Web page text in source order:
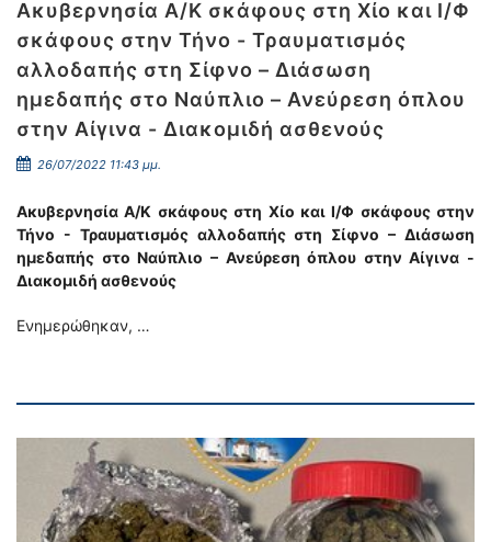
Ακυβερνησία Α/Κ σκάφους στη Χίο και Ι/Φ
σκάφους στην Τήνο - Τραυματισμός
αλλοδαπής στη Σίφνο – Διάσωση
ημεδαπής στο Ναύπλιο – Ανεύρεση όπλου
στην Αίγινα - Διακομιδή ασθενούς
26/07/2022 11:43 μμ.
Ακυβερνησία Α/Κ σκάφους στη Χίο και Ι/Φ σκάφους στην
Τήνο - Τραυματισμός αλλοδαπής στη Σίφνο – Διάσωση
ημεδαπής στο Ναύπλιο – Ανεύρεση όπλου στην Αίγινα -
Διακομιδή ασθενούς
Ενημερώθηκαν, …